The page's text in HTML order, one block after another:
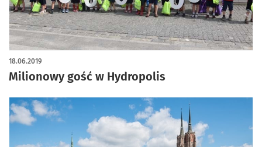
Milionowy gość w Hydropolis
18.06.2019